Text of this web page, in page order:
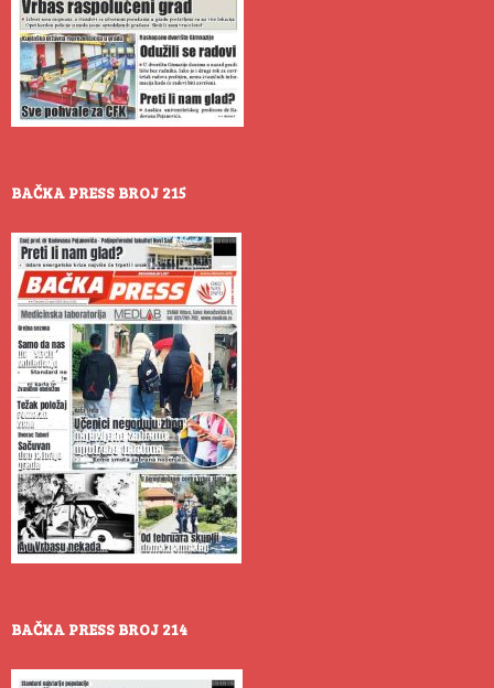
BAČKA PRESS BROJ 215
BAČKA PRESS BROJ 214